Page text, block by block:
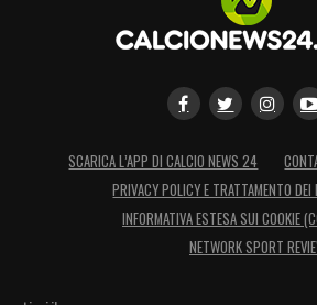
SCARICA L’APP DI CALCIO NEWS 24
PRIVACY POLICY E TRATTAMENTO DEI
INFORMATIVA ESTESA SUI COOKIE
NETWORK SPORT